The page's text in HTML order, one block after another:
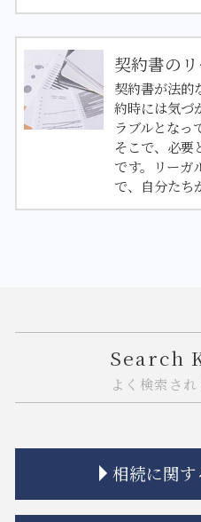
契約書の
契約書が法的
約時には気づ
ラブルとなっ
そこで、必要
です。リーガ
で、自分た
Search
よく検索さ
相続に関